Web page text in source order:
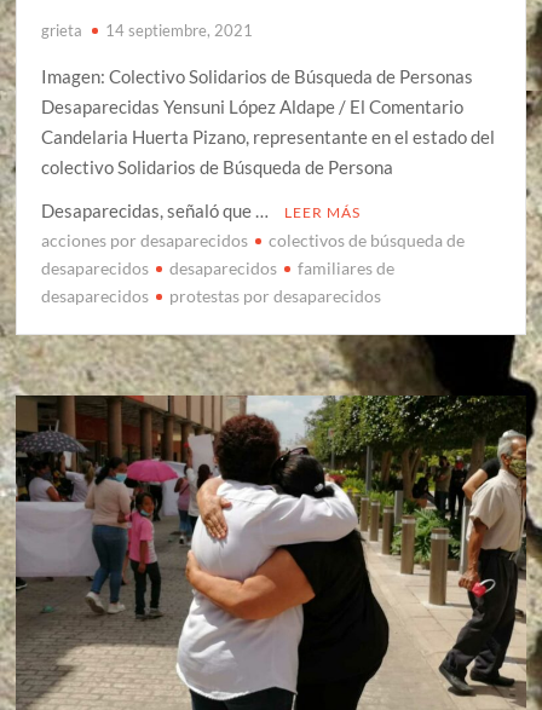
grieta 14 septiembre, 2021
Imagen: Colectivo Solidarios de Búsqueda de Personas
Desaparecidas Yensuni López Aldape / El Comentario
Candelaria Huerta Pizano, representante en el estado del
colectivo Solidarios de Búsqueda de Persona
Desaparecidas, señaló que …
LEER MÁS
acciones por desaparecidos
colectivos de búsqueda de
desaparecidos
desaparecidos
familiares de
desaparecidos
protestas por desaparecidos